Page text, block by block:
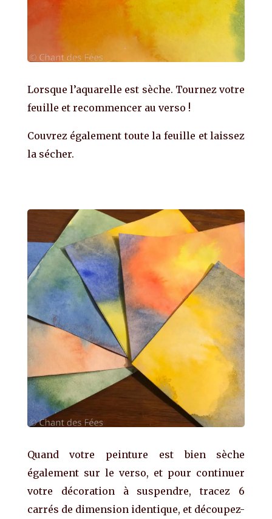
Lorsque l’aquarelle est sèche. Tournez votre
feuille et recommencer au verso !
Couvrez également toute la feuille et laissez
la sécher.
Quand votre peinture est bien sèche
également sur le verso, et pour continuer
votre décoration à suspendre, tracez 6
carrés de dimension identique, et découpez-